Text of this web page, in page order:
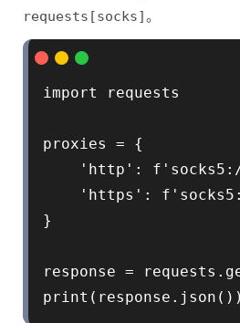
requests[socks]。
import requests
proxies = {
'http':
'https':
}
response =
print(response.json())